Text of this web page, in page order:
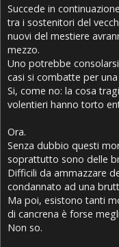
Succede in
tra i sostenitori del
nuovi del mestiere
mezzo.
Uno potrebbe
casi si combatte per
Si, come no: la cosa
volentieri hanno torto
Ora.
Senza dubbio questi
soprattutto sono delle
Difficili da ammazzare
condannato ad una
Ma poi, esistono tanti
di cancrena è forse
Non so.